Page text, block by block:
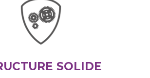
SOLIDE